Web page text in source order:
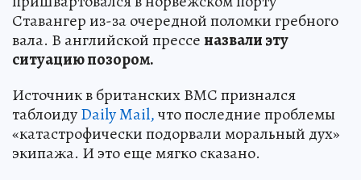
Ставангер из-за очередной поломки гребного
вала. В английской прессеназвали эту
ситуацию позором.
Источник в британских ВМС признался
таблоидуDaily Mail,что последние проблемы
«катастрофически подорвали моральный дух»
экипажа. И это еще мягко сказано.